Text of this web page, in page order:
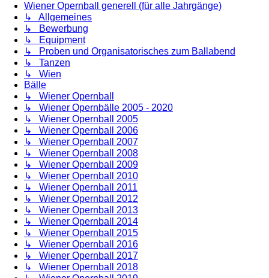
Wiener Opernball generell (für alle Jahrgänge)
↳ Allgemeines
↳ Bewerbung
↳ Equipment
↳ Proben und Organisatorisches zum Ballabend
↳ Tanzen
↳ Wien
Bälle
↳ Wiener Opernball
↳ Wiener Opernbälle 2005 - 2020
↳ Wiener Opernball 2005
↳ Wiener Opernball 2006
↳ Wiener Opernball 2007
↳ Wiener Opernball 2008
↳ Wiener Opernball 2009
↳ Wiener Opernball 2010
↳ Wiener Opernball 2011
↳ Wiener Opernball 2012
↳ Wiener Opernball 2013
↳ Wiener Opernball 2014
↳ Wiener Opernball 2015
↳ Wiener Opernball 2016
↳ Wiener Opernball 2017
↳ Wiener Opernball 2018